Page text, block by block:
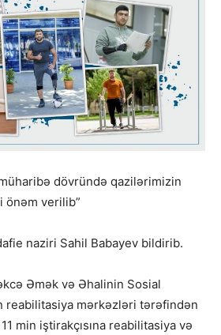
dövründə qazilərimizin
önəm verilib”
naziri Sahil Babayev bildirib.
Əmək və Əhalinin Sosial
reabilitasiya mərkəzləri tərəfindən
min iştirakçısına reabilitasiya və